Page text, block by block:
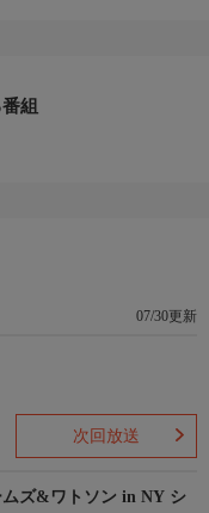
に変更が生じる場合も
組
07/30更新
次回放送
ズ&ワトソン in NY シ